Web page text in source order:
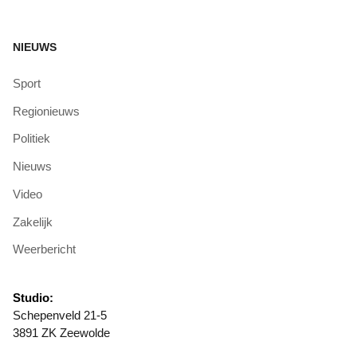
NIEUWS
Sport
Regionieuws
Politiek
Nieuws
Video
Zakelijk
Weerbericht
Studio:
Schepenveld 21-5
3891 ZK Zeewolde